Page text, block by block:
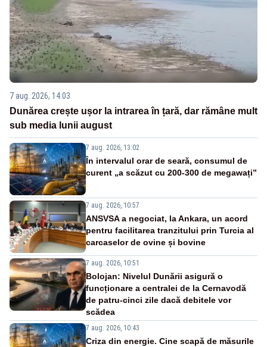
7 aug. 2026, 14:03
Dunărea crește ușor la intrarea în țară, dar rămâne mult
sub media lunii august
7 aug. 2026, 13:02
În intervalul orar de seară, consumul de
curent „a scăzut cu 200-300 de megawați”
7 aug. 2026, 10:57
ANSVSA a negociat, la Ankara, un acord
pentru facilitarea tranzitului prin Turcia al
carcaselor de ovine și bovine
7 aug. 2026, 10:51
Bolojan: Nivelul Dunării asigură o
funcționare a centralei de la Cernavodă
de patru-cinci zile dacă debitele vor
scădea
7 aug. 2026, 10:43
Criza din energie. Cine scapă de măsurile